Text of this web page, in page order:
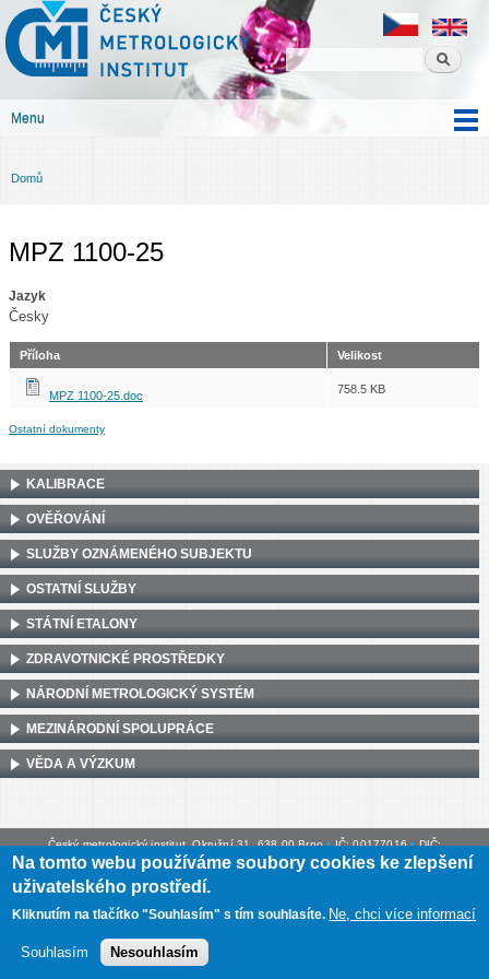
obsahu
Český
metrologický
institut
Menu
Jste zde
Domů
MPZ 1100-25
Jazyk
Česky
Příloha Velikost
MPZ 1100-25.doc 758.5 KB
Ostatní dokumenty
KALIBRACE
OVĚŘOVÁNÍ
SLUŽBY OZNÁMENÉHO SUBJEKTU
OSTATNÍ SLUŽBY
STÁTNÍ ETALONY
ZDRAVOTNICKÉ PROSTŘEDKY
NÁRODNÍ METROLOGICKÝ SYSTÉM
MEZINÁRODNÍ SPOLUPRÁCE
VĚDA A VÝZKUM
Český metrologický institut, Okružní 31, 638 00 Brno•IČ: 00177016•DIČ:
CZ00177016
Na tomto webu používáme soubory cookies ke zlepšení
uživatelského prostředí.
Kliknutím na tlačítko "Souhlasím" s tím souhlasíte. Ne, chci více informací
Souhlasím Nesouhlasím